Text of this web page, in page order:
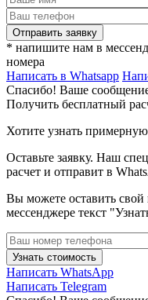
Отправить заявку
* напишите нам в
номера
Написать в Whatsapp
Спасибо! Ваше
Получить бесплатный
Хотите узнать
Оставьте заявку. Наш
расчет и отправит в
Вы можете оставить
мессенджере текст
Узнать стоимость
Написать WhatsApp
Написать Telegram